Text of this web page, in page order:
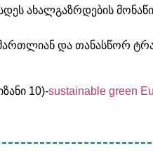
ახალგაზრდების
და თანასწორ
10)-sustainable green